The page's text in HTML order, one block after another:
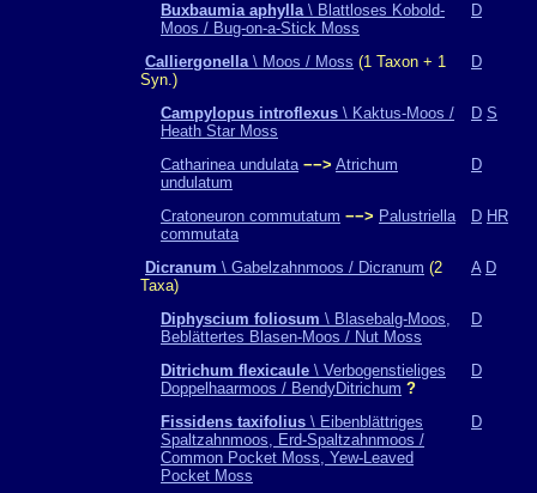
Buxbaumia aphylla\ Blattloses Kobold-
Moos / Bug-on-a-Stick Moss
D
Calliergonella\ Moos / Moss (1 Taxon + 1
Syn.)
D
Campylopus introflexus \ Kaktus-Moos /
Heath Star Moss
D S
Catharinea undulata −−> Atrichum
undulatum
D
Cratoneuron commutatum −−> Palustriella
commutata
D HR
Dicranum \ Gabelzahnmoos / Dicranum (2
Taxa)
A D
Diphyscium foliosum \ Blasebalg-Moos,
Beblättertes Blasen-Moos / Nut Moss
D
Ditrichum flexicaule \ Verbogenstieliges
Doppelhaarmoos / BendyDitrichum ?
D
Fissidens taxifolius \ Eibenblättriges
Spaltzahnmoos, Erd-Spaltzahnmoos /
Common Pocket Moss, Yew-Leaved
Pocket Moss
D